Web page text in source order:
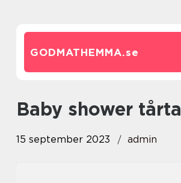
GODMATHEMMA.se
baby shower tårta
15 september 2023 admin